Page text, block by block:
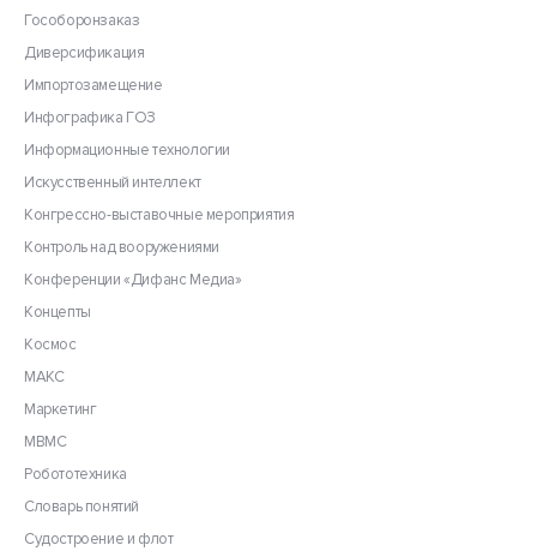
Гособоронзаказ
Диверсификация
Импортозамещение
Инфографика ГОЗ
Информационные технологии
Искусственный интеллект
Конгрессно-выставочные мероприятия
Контроль над вооружениями
Конференции «Дифанс Медиа»
Концепты
Космос
МАКС
Маркетинг
МВМС
Робототехника
Словарь понятий
Судостроение и флот